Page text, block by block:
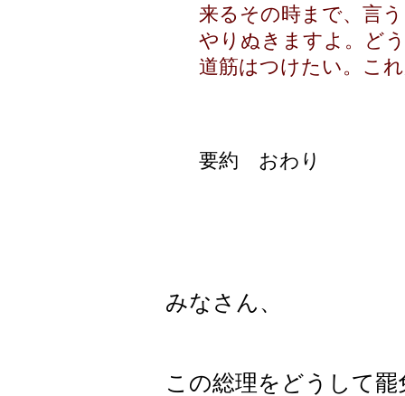
来るその時まで、言
やりぬきますよ。ど
道筋はつけたい。こ
要約 おわり
みなさん、
この総理をどうして